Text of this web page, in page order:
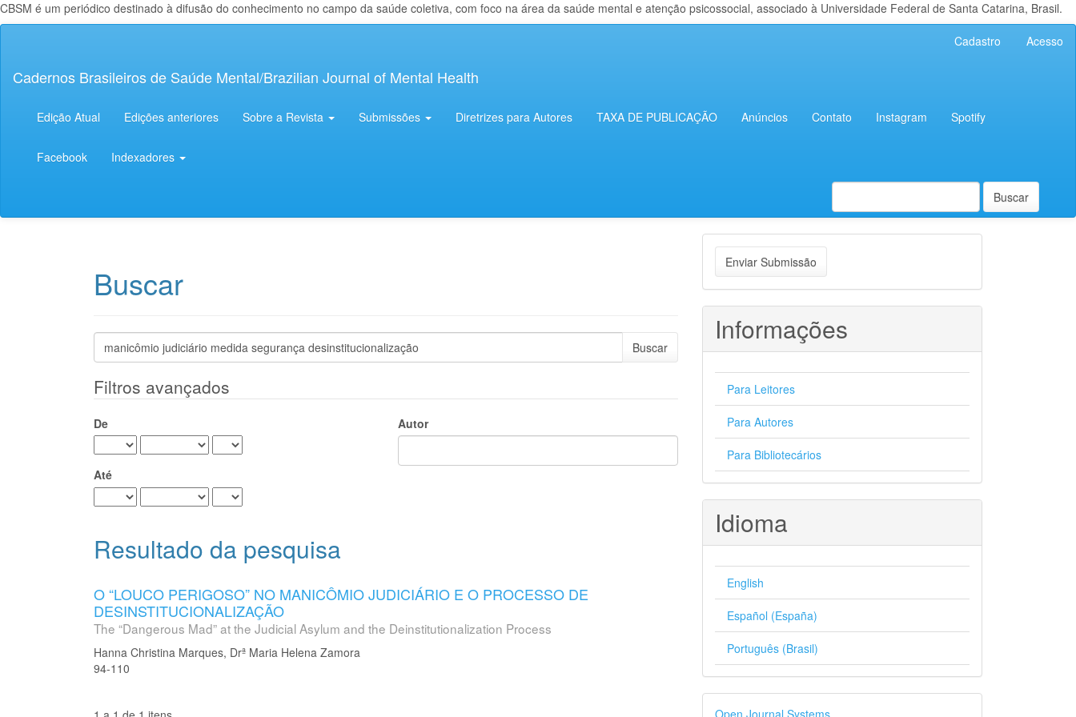
CBSM é um periódico destinado à difusão do conhecimento no campo da saúde coletiva, com foco na área da saúde mental e atenção psicossocial, associado à Universidade Federal de Santa Catarina, Brasil.
principal
Lateral
Cadastro Acesso
Cadernos Brasileiros de Saúde Mental/Brazilian Journal of Mental Health
Edição Atual Edições anteriores Sobre a Revista Submissões Diretrizes para Autores TAXA DE PUBLICAÇÃO Anúncios Contato Instagram Spotify
Facebook Indexadores
Buscar
Buscar
Pesquisar
termo
Filtros avançados
De
Até
Autor
Resultado da pesquisa
O “LOUCO PERIGOSO” NO MANICÔMIO JUDICIÁRIO E O PROCESSO DE
DESINSTITUCIONALIZAÇÃO
The “Dangerous Mad” at the Judicial Asylum and the Deinstitutionalization Process
Hanna Christina Marques, Drª Maria Helena Zamora
94-110
Enviar
Submissão
Enviar Submissão
Informações
Para Leitores
Para Autores
Para Bibliotecários
Idioma
English
Español (España)
Português (Brasil)
Desenvolvido
Open Journal Systems